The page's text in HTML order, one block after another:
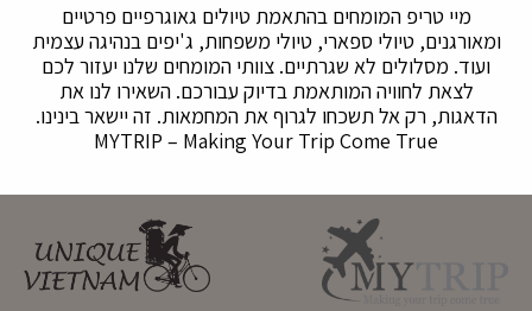
מיי טריפ המומחים בהתאמת טיולים גאוגרפיים פרטיים
ומאורגנים, טיולי ספארי, טיולי משפחות, ג'יפים בנהיגה עצמית
ועוד. מסלולים לא שגרתיים. צוותי המומחים שלנו יעזור לכם
לצאת לחוויה המותאמת בדיוק עבורכם. השאירו לנו את
הדאגות, רק אל תשכחו לגרוף את המחמאות. זה יישאר בינינו.
MYTRIP – Making Your Trip Come True